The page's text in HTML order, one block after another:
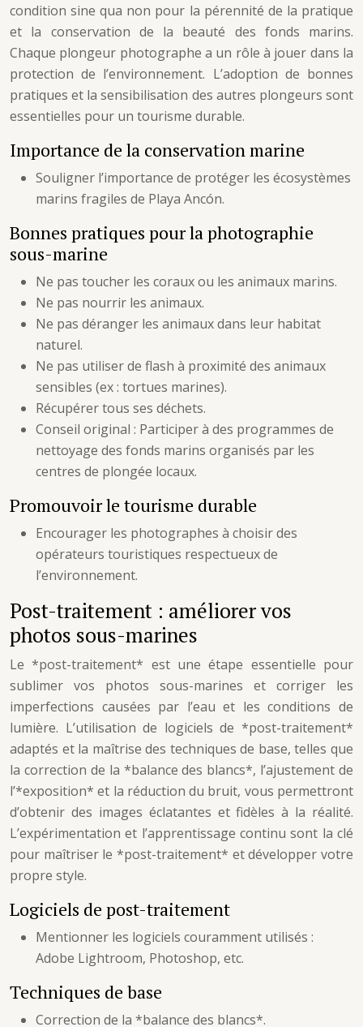
condition sine qua non pour la pérennité de la pratique
et la conservation de la beauté des fonds marins.
Chaque plongeur photographe a un rôle à jouer dans la
protection de l’environnement. L’adoption de bonnes
pratiques et la sensibilisation des autres plongeurs sont
essentielles pour un tourisme durable.
Importance de la conservation marine
Souligner l’importance de protéger les écosystèmes
marins fragiles de Playa Ancón.
Bonnes pratiques pour la photographie
sous-marine
Ne pas toucher les coraux ou les animaux marins.
Ne pas nourrir les animaux.
Ne pas déranger les animaux dans leur habitat
naturel.
Ne pas utiliser de flash à proximité des animaux
sensibles (ex : tortues marines).
Récupérer tous ses déchets.
Conseil original : Participer à des programmes de
nettoyage des fonds marins organisés par les
centres de plongée locaux.
Promouvoir le tourisme durable
Encourager les photographes à choisir des
opérateurs touristiques respectueux de
l’environnement.
Post-traitement : améliorer vos
photos sous-marines
Le *post-traitement* est une étape essentielle pour
sublimer vos photos sous-marines et corriger les
imperfections causées par l’eau et les conditions de
lumière. L’utilisation de logiciels de *post-traitement*
adaptés et la maîtrise des techniques de base, telles que
la correction de la *balance des blancs*, l’ajustement de
l’*exposition* et la réduction du bruit, vous permettront
d’obtenir des images éclatantes et fidèles à la réalité.
L’expérimentation et l’apprentissage continu sont la clé
pour maîtriser le *post-traitement* et développer votre
propre style.
Logiciels de post-traitement
Mentionner les logiciels couramment utilisés :
Adobe Lightroom, Photoshop, etc.
Techniques de base
Correction de la *balance des blancs*.